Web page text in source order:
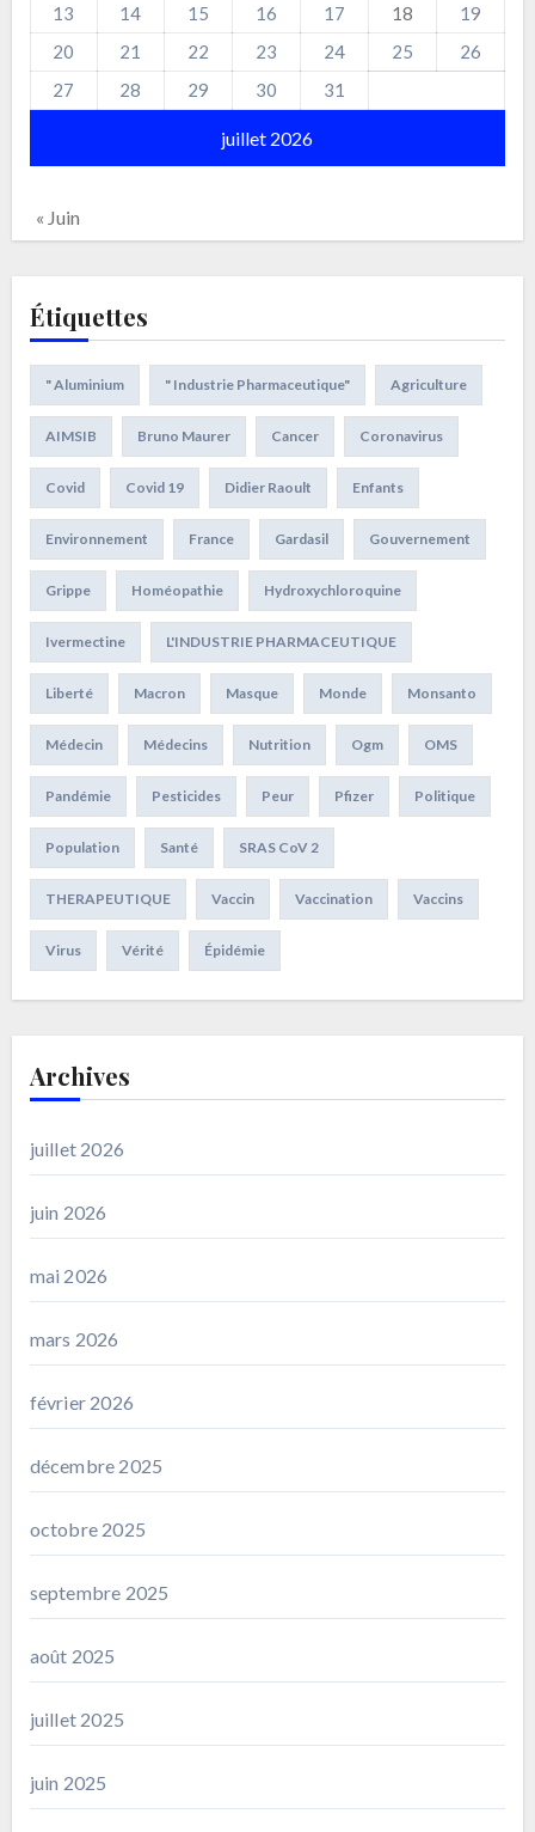
juillet 2026
13
14 15 16 17 18
19
20
21 22 23 24 25
26
27
28 29 30 31
« Juin
Étiquettes
" Aluminium " Industrie Pharmaceutique" Agriculture
AIMSIB Bruno Maurer Cancer Coronavirus
Covid Covid 19 Didier Raoult Enfants
Environnement France Gardasil Gouvernement
Grippe Homéopathie Hydroxychloroquine
Ivermectine L'INDUSTRIE PHARMACEUTIQUE
Liberté Macron Masque Monde Monsanto
Médecin Médecins Nutrition Ogm OMS
Pandémie Pesticides Peur Pfizer Politique
Population Santé SRAS CoV 2
THERAPEUTIQUE Vaccin Vaccination Vaccins
Virus Vérité Épidémie
Archives
juillet 2026
juin 2026
mai 2026
mars 2026
février 2026
décembre 2025
octobre 2025
septembre 2025
août 2025
juillet 2025
juin 2025